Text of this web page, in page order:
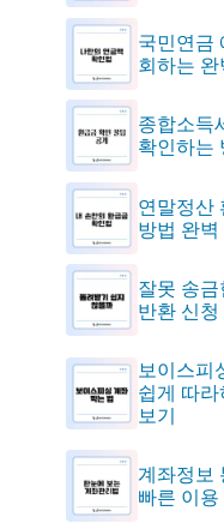
국민연금
회하는
종합소득
확인하는
연말정산
방법 완
잘못 송
반환 신
보이스피
쉽게 따
보기
계좌정보
빠른 이